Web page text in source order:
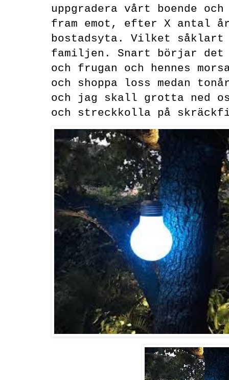
uppgradera vårt boende
fram emot, efter X antal år
bostadsyta. Vilket
familjen. Snart börjar det
och frugan och hennes
och shoppa loss medan
och jag skall grotta ned
och streckkolla på